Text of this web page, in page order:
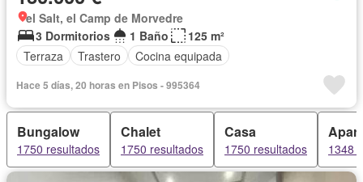
el Salt, el Camp de Morvedre
3 Dormitorios
1 Baño
125 m²
Terraza
Trastero Cocina equipada
Hace 5 días, 20 horas en Pisos - 995364
Bungalow
1750 resultados
Chalet
1750 resultados
Casa
1750 resultados 1348